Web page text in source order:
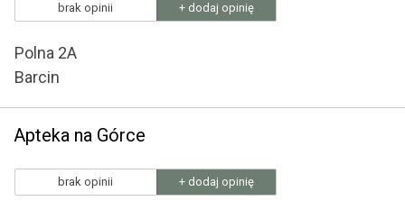
brak opinii + dodaj opinię
Polna 2A
Barcin
Apteka na Górce
brak opinii + dodaj opinię